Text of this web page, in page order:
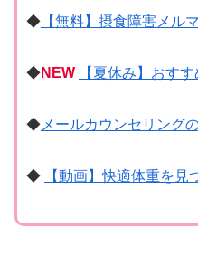
◆ 【無料】摂食障害メル
◆NEW 【夏休み】おす
◆ メールカウンセリング
◆ 【動画】快適体重を見